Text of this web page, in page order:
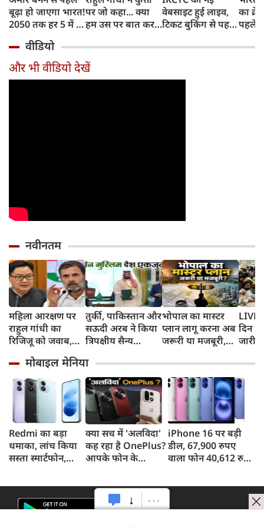
बूढ़ा हो जाएगा भारत!
2050 तक हर 5 में 1
साल से ज्यादा उम्र का
पर जो कहा... क्या
हम उस पर बात कर
वेबसाइट हुई लाइव,
टिकट बुकिंग से पहले
काम, जानें पूरा
का
पहले
और
वीडियो
और भी वीडियो देखें
नवीनतम
महिला आरक्षण पर
राहुल गांधी का
रिजिजू को जवाब,
कानून बिना शर्त लागू
करें
तुर्की, पाकिस्तान और
सऊदी अरब ने किया
त्रिपक्षीय सैन्य
भोपाल का मास्टर
प्लान लागू करना अब
जरूरी या मजबूरी,
में तीन ड्राफ्ट, फिर भी
कागजों में शहर का
भविष्य?
LIVE:
दिन
जारी,
मोबाइल मेनिया
Redmi का बड़ा
धमाका, लांच किया
सस्ता स्मार्टफोन,
क्या सच में 'अलविदा'
कह रहा है OnePlus?
आपके फोन के
iPhone 16 पर बड़ी
डील, 67,900 रुपए
वाला फोन 40,612 रुपए